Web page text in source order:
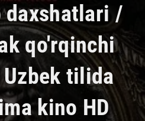
daxshatlari /
qo'rqinchi
tilida
kino HD